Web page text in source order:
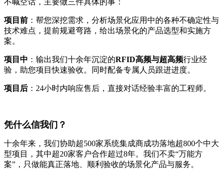
项目前 ：帮您深挖需求，分析场景化应用中的各种不确定性与
技术难点，提前规避弯路，给出场景化的产品选型和实施方
案。
项目中 ：输出我们十余年沉淀的RFID高频与超高频行业经
验，助您项目快速验收。同时配备专属人员跟进进度。
项目后 ：24小时内响应售后，直接对话经验丰富的工程师。
凭什么信我们？
十余年来，我们协助超500家系统集成商成功落地超800个中大
型项目，其中超20家客户合作超过8年。我们不卖“万能方
案”，只做能真正落地、顺利验收的场景化产品与服务。